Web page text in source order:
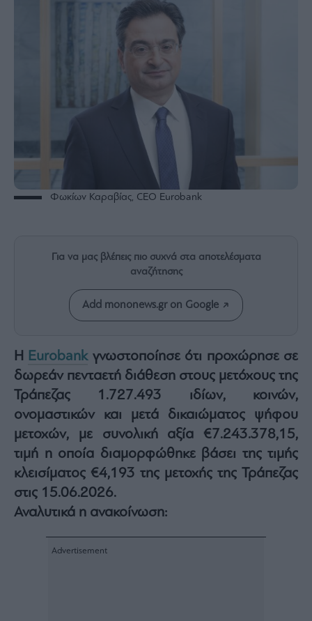
Mononews2030
Άρθρα
Auto
Life
&
Style
Υγεία
Architecture
&
Design
Fashion
&
Art
Φωκίων Καραβίας, CEO Eurobank
Για να μας βλέπεις πιο συχνά στα αποτελέσματα
αναζήτησης
Add mononews.gr on Google
Η Eurobankγνωστοποίησε ότι προχώρησε σε
δωρεάν πενταετή διάθεση στους μετόχους της
Τράπεζας 1.727.493 ιδίων, κοινών,
ονομαστικών και μετά δικαιώματος ψήφου
μετοχών, με συνολική αξία €7.243.378,15,
τιμή η οποία διαμορφώθηκε βάσει της τιμής
κλεισίματος €4,193 της μετοχής της Τράπεζας
στις 15.06.2026.
Αναλυτικά η ανακοίνωση: